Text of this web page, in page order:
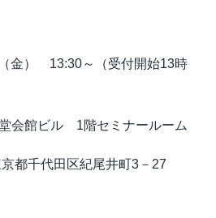
金） 13:30～（受付開始13時
堂会館ビル 1階セミナールーム
都千代田区紀尾井町3－27